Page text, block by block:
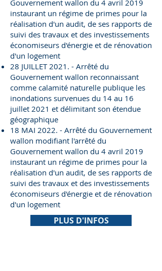
Gouvernement wallon du 4 avril 2019
instaurant un régime de primes pour la
réalisation d'un audit, de ses rapports de
suivi des travaux et des investissements
économiseurs d'énergie et de rénovation
d'un logement
28 JUILLET 2021. - Arrêté du
Gouvernement wallon reconnaissant
comme calamité naturelle publique les
inondations survenues du 14 au 16
juillet 2021 et délimitant son étendue
géographique
18 MAI 2022. - Arrêté du Gouvernement
wallon modifiant l'arrêté du
Gouvernement wallon du 4 avril 2019
instaurant un régime de primes pour la
réalisation d'un audit, de ses rapports de
suivi des travaux et des investissements
économiseurs d'énergie et de rénovation
d'un logement
PLUS D'INFOS